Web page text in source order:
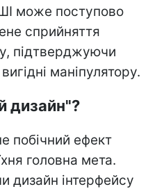
може поступово
сприйняття
підтверджуючи
маніпулятору.
дизайн"?
побічний ефект
головна мета.
дизайн інтерфейсу